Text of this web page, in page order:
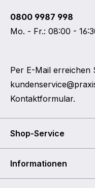
0800 9987 998
Mo. - Fr.: 08:00 -
Per E-Mail erreichen
Kontaktformular.
Shop-Service
Informationen